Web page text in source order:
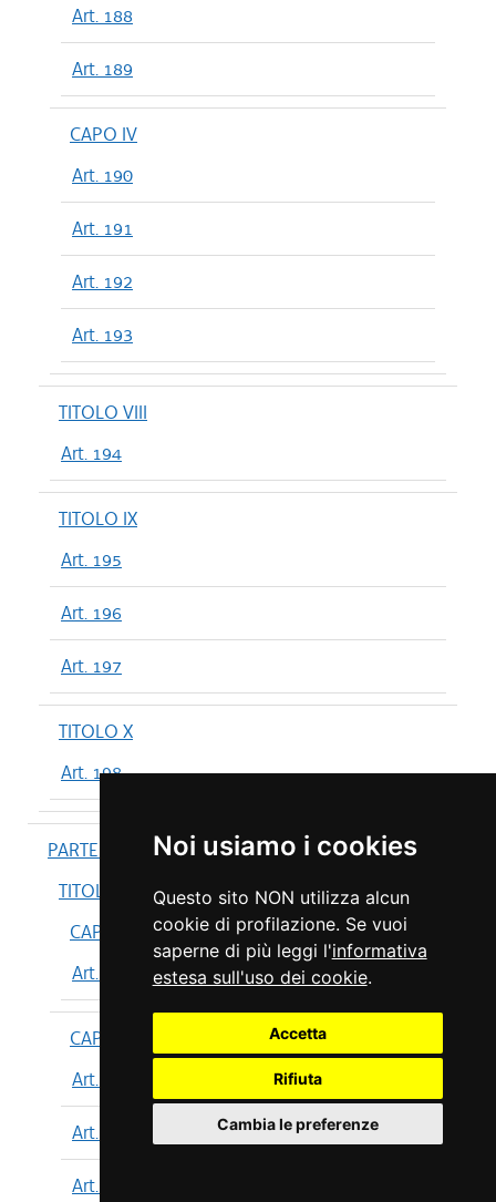
Noi usiamo i cookies
Questo sito NON utilizza alcun
cookie di profilazione. Se vuoi
saperne di più leggi l'informativa
estesa sull'uso dei cookie.
Accetta
Rifiuta
Cambia le preferenze
Art. 188
Art. 189
CAPO IV
Art. 190
Art. 191
Art. 192
Art. 193
TITOLO VIII
Art. 194
TITOLO IX
Art. 195
Art. 196
Art. 197
TITOLO X
Art. 198
PARTE IV
TITOLO I
CAPO I
Art. 199
CAPO II
Art. 200
Art. 201
Art. 202